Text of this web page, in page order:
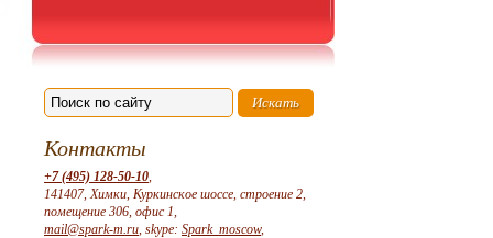
Контакты
+7 (495) 128-50-10,
141407, Химки, Куркинское шоссе, строение 2,
помещение 306, офис 1,
mail@spark-m.ru, skype: Spark_moscow,